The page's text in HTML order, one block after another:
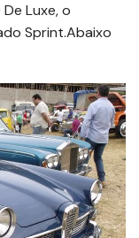
Luxe, o
Sprint.Abaixo